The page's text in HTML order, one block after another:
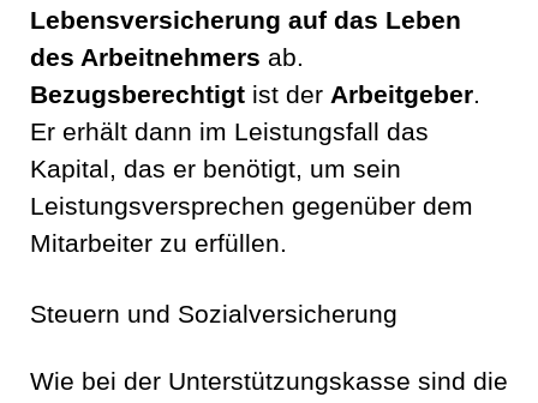
Lebensversicherung auf das Leben
des Arbeitnehmers ab.
Bezugsberechtigt ist der Arbeitgeber.
Er erhält dann im Leistungsfall das
Kapital, das er benötigt, um sein
Leistungsversprechen gegenüber dem
Mitarbeiter zu erfüllen.
Steuern und Sozialversicherung
Wie bei der Unterstützungskasse sind die